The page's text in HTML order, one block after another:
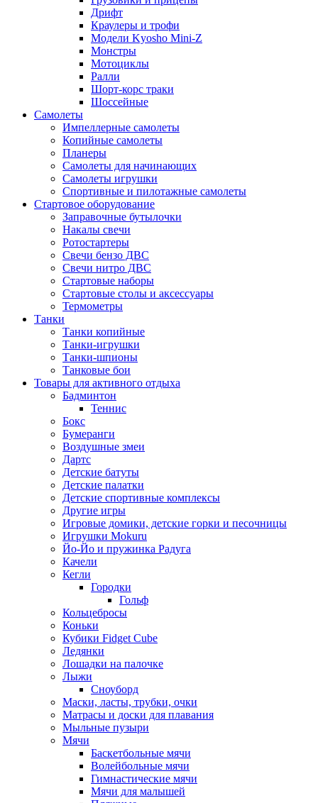
Дрифт
Краулеры и трофи
Модели Kyosho Mini-Z
Монстры
Мотоциклы
Ралли
Шорт-корс траки
Шоссейные
Самолеты
Импеллерные самолеты
Копийные самолеты
Планеры
Самолеты для начинающих
Самолеты игрушки
Спортивные и пилотажные самолеты
Стартовое оборудование
Заправочные бутылочки
Накалы свечи
Ротостартеры
Свечи бензо ДВС
Свечи нитро ДВС
Стартовые наборы
Стартовые столы и аксессуары
Термометры
Танки
Танки копийные
Танки-игрушки
Танки-шпионы
Танковые бои
Товары для активного отдыха
Бадминтон
Теннис
Бокс
Бумеранги
Воздушные змеи
Дартс
Детские батуты
Детские палатки
Детские спортивные комплексы
Другие игры
Игровые домики, детские горки и песочницы
Игрушки Mokuru
Йо-Йо и пружинка Радуга
Качели
Кегли
Городки
Гольф
Кольцебросы
Коньки
Кубики Fidget Cube
Ледянки
Лошадки на палочке
Лыжи
Сноуборд
Маски, ласты, трубки, очки
Матрасы и доски для плавания
Мыльные пузыри
Мячи
Баскетбольные мячи
Волейбольные мячи
Гимнастические мячи
Мячи для малышей